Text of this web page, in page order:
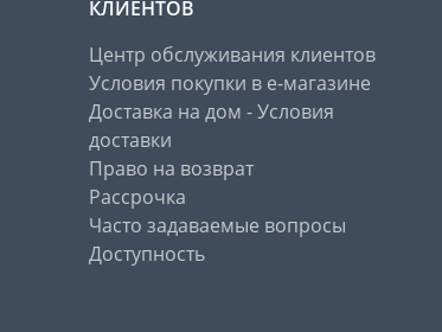
КЛИЕНТОВ
Центр обслуживания клиентов
Условия покупки в е-магазине
Доставка на дом - Условия
доставки
Право на возврат
Рассрочка
Часто задаваемые вопросы
Доступность